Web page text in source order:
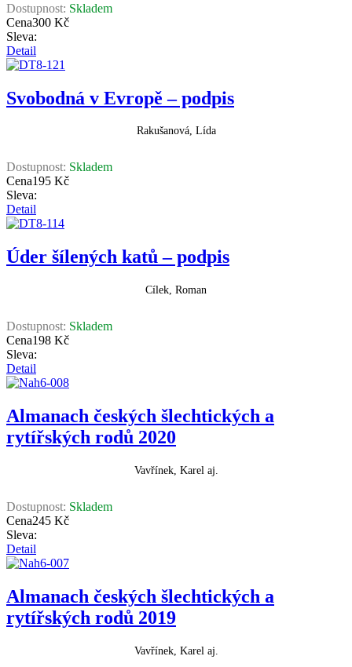
Dostupnost: Skladem
Cena300 Kč
Sleva:
Detail
Svobodná v Evropě – podpis
Rakušanová, Lída
Dostupnost: Skladem
Cena195 Kč
Sleva:
Detail
Úder šílených katů – podpis
Cílek, Roman
Dostupnost: Skladem
Cena198 Kč
Sleva:
Detail
Almanach českých šlechtických a
rytířských rodů 2020
Vavřínek, Karel aj.
Dostupnost: Skladem
Cena245 Kč
Sleva:
Detail
Almanach českých šlechtických a
rytířských rodů 2019
Vavřínek, Karel aj.